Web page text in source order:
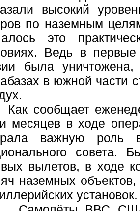
высокий
по наземным
это
Ведь в
была
в южной части
сообщает
месяцев в ходе
важную роль
совета.
вылетов, в ходе
наземных
установок.